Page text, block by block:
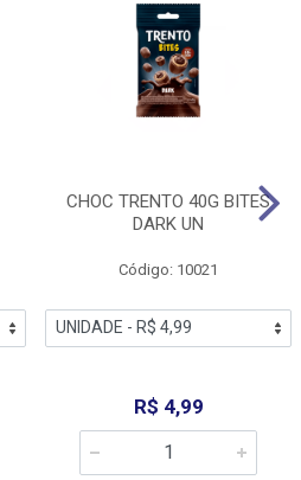
CHOC TRENTO 40G BITES
DARK UN
Código: 10021
R$ 4,99